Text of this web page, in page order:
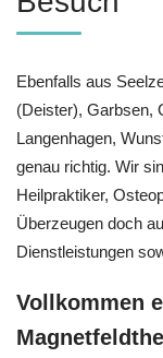
Ebenfalls aus
(Deister), Garbsen,
Langenhagen,
genau richtig. Wir
Heilpraktiker,
Überzeugen doch
Dienstleistungen
Vollkommen